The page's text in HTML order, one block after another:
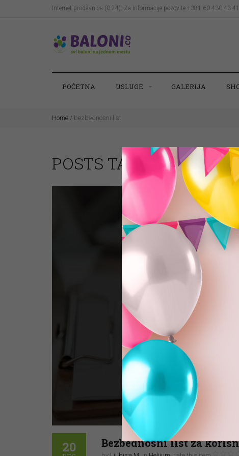
Internet prodavnica (0-24). Za informacije pozovite +381 60 430 43 41
POČETNA USLUGE GALERIJA
Home / bezbednosni list
POSTS TAGGED “
20 Bezbednosni list za